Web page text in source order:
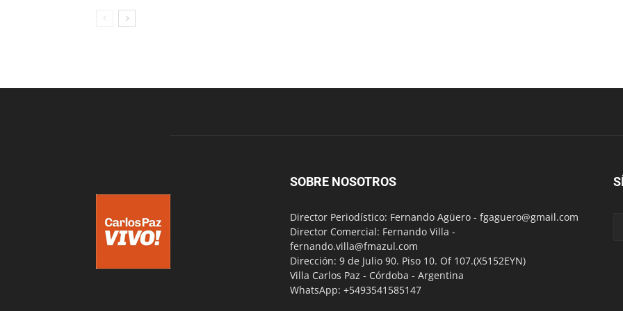
SOBRE NOSOTROS
Director Periodístico: Fernando Agüero - fgaguero@gmail.com
Director Comercial: Fernando Villa -
fernando.villa@fmazul.com
Dirección: 9 de Julio 90. Piso 10. Of 107.(X5152EYN)
Villa Carlos Paz - Córdoba - Argentina
WhatsApp: +5493541585147